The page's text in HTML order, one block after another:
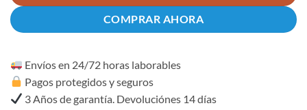
COMPRAR AHORA
Envíos en 24/72 horas laborables
Pagos protegidos y seguros
3 Años de garantía. Devoluciónes 14 días